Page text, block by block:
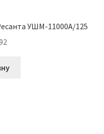
УШМ-11000А/125